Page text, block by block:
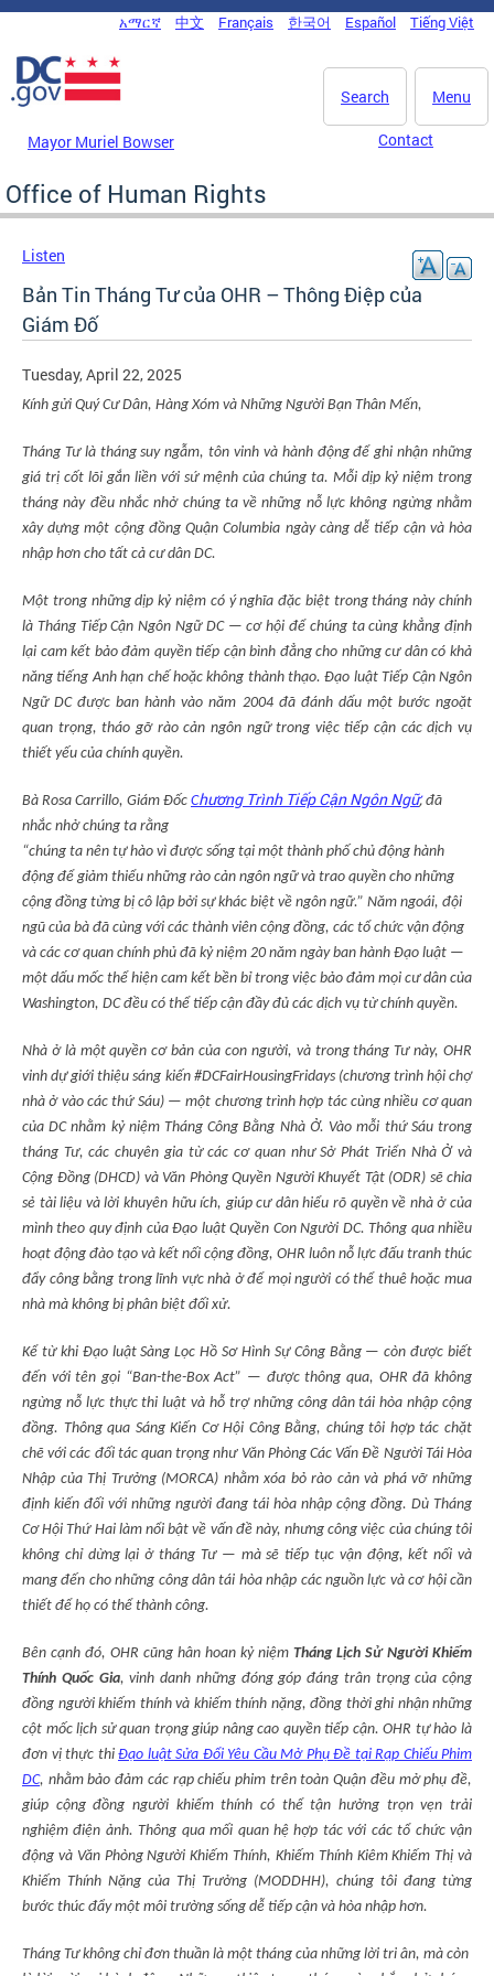
Skip to main content
DC Agency Top Menu
አማርኛ 中文 Français 한국어 Español Tiếng Việt
Menu
Search
Mayor Muriel Bowser Contact
Office of Human Rights
Listen
Bản Tin Tháng Tư của OHR – Thông Điệp của
Giám Đố
Tuesday, April 22, 2025
Kính gửi Quý Cư Dân, Hàng Xóm và Những Người Bạn Thân Mến,
Tháng Tư là tháng suy ngẫm, tôn vinh và hành động để ghi nhận những
giá trị cốt lõi gắn liền với sứ mệnh của chúng ta. Mỗi dịp kỷ niệm trong
tháng này đều nhắc nhở chúng ta về những nỗ lực không ngừng nhằm
xây dựng một cộng đồng Quận Columbia ngày càng dễ tiếp cận và hòa
nhập hơn cho tất cả cưdân DC.
Một trong những dịp kỷ niệm có ý nghĩa đặc biệt trong tháng này chính
là Tháng Tiếp Cận Ngôn Ngữ DC — cơ hội để chúng ta cùng khẳng định
lại cam kết bảo đảm quyền tiếp cận bình đẳng cho những cư dân có khả
năng tiếng Anh hạn chế hoặc không thành thạo. Đạo luật Tiếp Cận Ngôn
Ngữ DC được ban hành vào năm 2004 đã đánh dấu một bước ngoặt
quan trọng, tháo gỡ rào cản ngôn ngữ trong việc tiếp cận các dịch vụ
thiết yếu của chính quyền.
Bà Rosa Carrillo, Giám Đốc Chương Trình Tiếp Cận Ngôn Ngữ,đã
nhắc nhở chúng ta rằng
“chúng ta nên tự hào vì được sống tại một thành phố chủ động hành
động để giảm thiểu những rào cản ngôn ngữ và trao quyền cho những
cộng đồng từng bị cô lập bởi sự khác biệt về ngôn ngữ.” Năm ngoái, đội
ngũ của bà đã cùng với các thành viên cộng đồng, các tổ chức vận động
và các cơ quan chính phủ đã kỷ niệm 20 năm ngày ban hành Đạo luật —
một dấu mốc thể hiện cam kết bền bỉ trong việc bảo đảm mọi cư dân của
Washington, DC đều có thể tiếp cận đầy đủ các dịch vụ từ chính quyền.
Nhà ở là một quyền cơ bản của con người, và trong tháng Tư này, OHR
vinh dự giới thiệu sáng kiến #DCFairHousingFridays (chương trình hội chợ
nhà ở vào các thứ Sáu) — một chương trình hợp tác cùng nhiều cơ quan
của DC nhằm kỷ niệm Tháng Công Bằng Nhà Ở. Vào mỗi thứ Sáu trong
tháng Tư, các chuyên gia từ các cơ quan như Sở Phát Triển Nhà Ở và
Cộng Đồng (DHCD) và Văn Phòng Quyền Người Khuyết Tật (ODR) sẽ chia
sẻ tài liệu và lời khuyên hữu ích, giúp cư dân hiểu rõ quyền về nhà ở của
mình theo quy định của Đạo luật Quyền Con Người DC. Thông qua nhiều
hoạt động đào tạo và kết nối cộng đồng, OHR luôn nỗ lực đấu tranh thúc
đẩy công bằng trong lĩnh vực nhà ở để mọi người có thể thuê hoặc mua
nhà mà không bị phân biệt đối xử.
Kể từ khi Đạo luật Sàng Lọc Hồ Sơ Hình Sự Công Bằng — còn được biết
đến với tên gọi “Ban-the-Box Act” — được thông qua, OHR đã không
ngừng nỗ lực thực thi luật và hỗ trợ những công dân tái hòa nhập cộng
đồng. Thông qua Sáng Kiến Cơ Hội Công Bằng, chúng tôi hợp tác chặt
chẽ với các đối tác quan trọng như Văn Phòng Các Vấn Đề Người Tái Hòa
Nhập của Thị Trưởng (MORCA) nhằm xóa bỏ rào cản và phá vỡ những
định kiến đối với những người đang tái hòa nhập cộng đồng. Dù Tháng
Cơ Hội Thứ Hai làm nổi bật về vấn đề này, nhưng công việc của chúng tôi
không chỉ dừng lại ở tháng Tư — mà sẽ tiếp tục vận động, kết nối và
mang đến cho những công dân tái hòa nhập các nguồn lực và cơ hội cần
thiết để họ có thể thành công.
Bên cạnh đó, OHR cũng hân hoan kỷ niệm Tháng Lịch Sử Người Khiếm
Thính Quốc Gia, vinh danh những đóng góp đáng trân trọng của cộng
đồng người khiếm thính và khiếm thính nặng, đồng thời ghi nhận những
cột mốc lịch sử quan trọng giúp nâng cao quyền tiếp cận. OHR tự hào là
đơn vị thực thi Đạo luật Sửa Đổi Yêu Cầu Mở Phụ Đề tại Rạp Chiếu Phim
DC, nhằm bảo đảm các rạp chiếu phim trên toàn Quận đều mở phụ đề,
giúp cộng đồng người khiếm thính có thể tận hưởng trọn vẹn trải
nghiệm điện ảnh. Thông qua mối quan hệ hợp tác với các tổ chức vận
động và Văn Phòng Người Khiếm Thính, Khiếm Thính Kiêm Khiếm Thị và
Khiếm Thính Nặng của Thị Trưởng (MODDHH), chúng tôi đang từng
bước thúc đẩy một môi trường sống dễ tiếp cận và hòa nhập hơn.
Tháng Tư không chỉ đơn thuần là một tháng của những lời tri ân, mà còn